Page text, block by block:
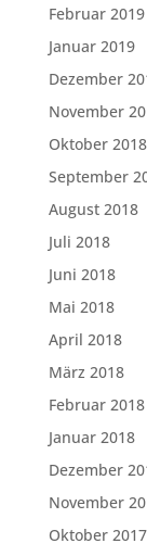
Februar 2019
Januar 2019
Dezember
November
Oktober 2018
September
August 2018
Juli 2018
Juni 2018
Mai 2018
April 2018
März 2018
Februar 2018
Januar 2018
Dezember
November
Oktober 2017